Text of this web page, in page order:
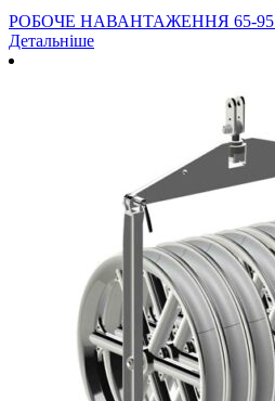
РОБОЧЕ НАВАНТАЖЕННЯ 65-95
Детальніше